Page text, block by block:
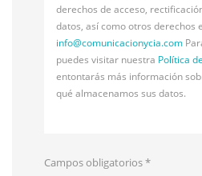
derechos de acceso,
datos, así como otros derechos
info@comunicacionycia.com
puedes visitar nuestra Política
entontarás más información
qué almacenamos sus datos.
Campos obligatorios*